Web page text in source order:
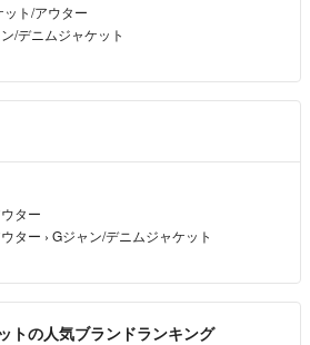
ト/アウター
/デニムジャケット
ター
ター › Gジャン/デニムジャケット
トの人気ブランドランキング